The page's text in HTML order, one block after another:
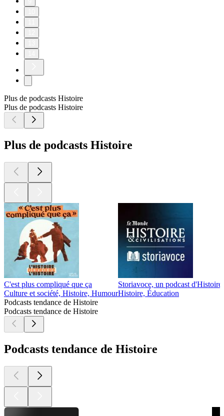
Plus de podcasts Histoire
Plus de podcasts Histoire
Plus de podcasts Histoire
C'est plus compliqué que ça
Culture et société, Histoire, Humour
Storiavoce, un podcast
Histoire, Éducation
Podcasts tendance de Histoire
Podcasts tendance de Histoire
Podcasts tendance de Histoire